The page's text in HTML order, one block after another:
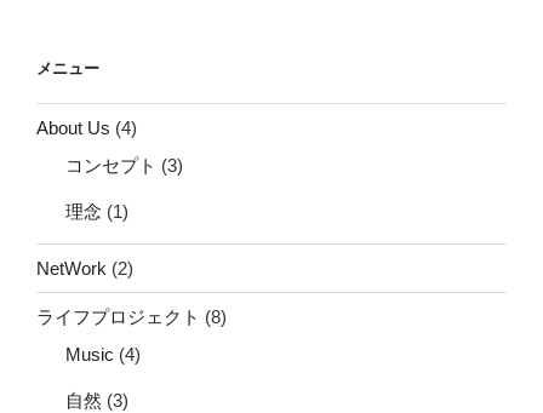
メニュー
About Us (4)
コンセプト (3)
理念 (1)
NetWork (2)
ライフプロジェクト (8)
Music (4)
自然 (3)